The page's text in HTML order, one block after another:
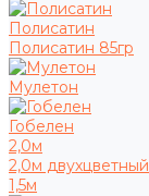
Полисатин
Полисатин 85гр
Мулетон
Гобелен
2,0м
2,0м двухцветный
1,5м